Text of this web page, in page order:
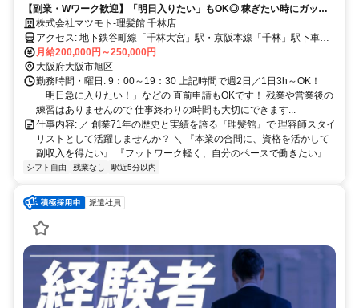
【副業・Wワーク歓迎】「明日入りたい」もOK◎ 稼ぎたい時にガッツ
リ稼ぐ！子育て後の本格復帰も大歓迎！週2日～OK
株式会社マツモト-理髪館 千林店
アクセス: 地下鉄谷町線「千林大宮」駅・京阪本線「千林」駅下車、
徒歩3分
月給200,000円～250,000円
大阪府大阪市旭区
勤務時間・曜日: 9：00～19：30 上記時間で週2日／1日3h～OK！
「明日急に入りたい！」などの 直前申請もOKです！ 残業や営業後の
練習はありませんので 仕事終わりの時間も大切にできます...
仕事内容: ／ 創業71年の歴史と実績を誇る『理髪館』で 理容師スタイ
リストとして活躍しませんか？ ＼ 『本業の合間に、資格を活かして
副収入を得たい』 『フットワーク軽く、自分のペースで働きたい』...
シフト自由 残業なし 駅近5分以内
派遣社員